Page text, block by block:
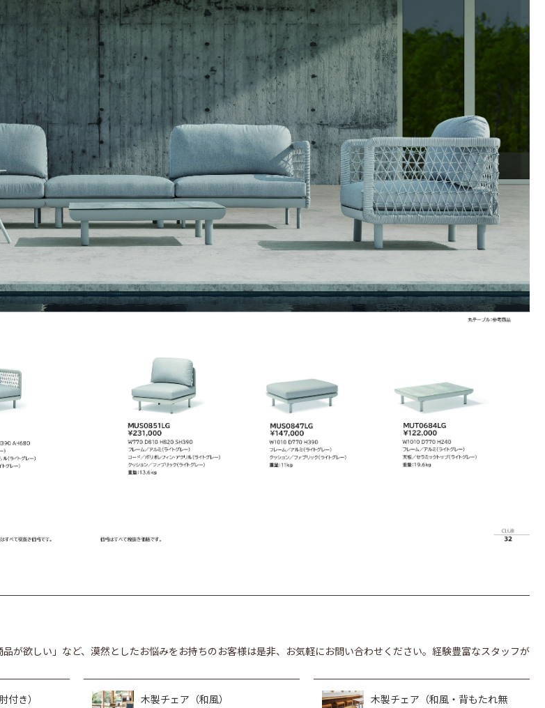
が欲しい」など、漠然としたお悩みをお持ちのお客様は是非、お気軽にお問い合わせください。経験豊富なスタッフが
付き） 木製チェア（和風）
木製チェア（和風・背もたれ無